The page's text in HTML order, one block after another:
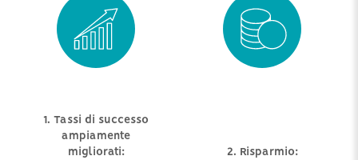
1. Tassi di successo
ampiamente
migliorati:
2. Risparmio:
in circostanze dove il
tempo è l’aspetto
fondamentale, questo
tipo di pacchetto
permette la creazione di
vari embrioni durante un
ogni embrione non
utilizzato può essere
impiantato
successivamente.